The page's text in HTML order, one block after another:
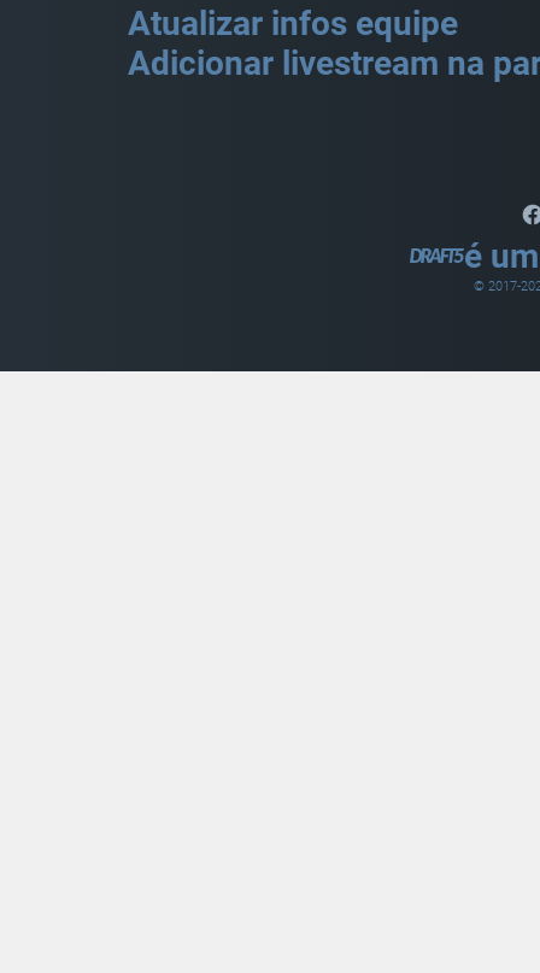
Atualizar infos equipe
Adicionar livestream na
é
© 2017-